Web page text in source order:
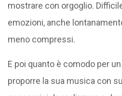
mostrare con orgoglio.
emozioni, anche
meno compressi.
E poi quanto è comodo per
proporre la sua musica con